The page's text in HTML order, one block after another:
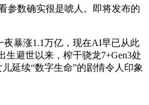
参数确实很是唬人。即将发布的
暴涨1.1万亿，现在AI早已从此
避世以来，榨干骁龙7+Gen3处
延续“数字生命”的剧情令人印象